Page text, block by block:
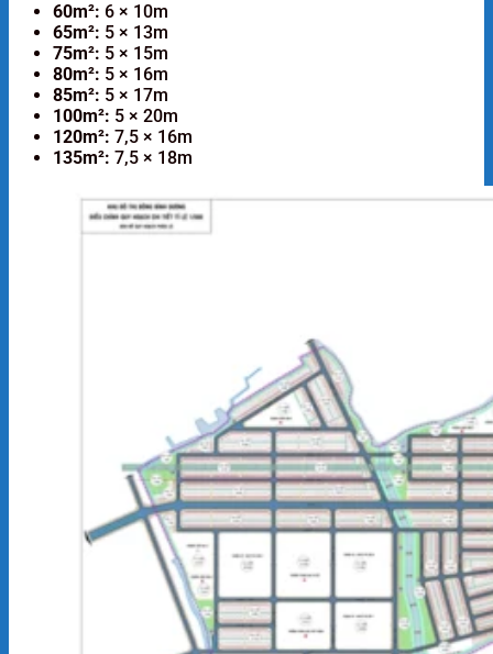
60m²: 6 × 10m
65m²: 5 × 13m
75m²: 5 × 15m
80m²: 5 × 16m
85m²: 5 × 17m
100m²: 5 × 20m
120m²: 7,5 × 16m
135m²: 7,5 × 18m